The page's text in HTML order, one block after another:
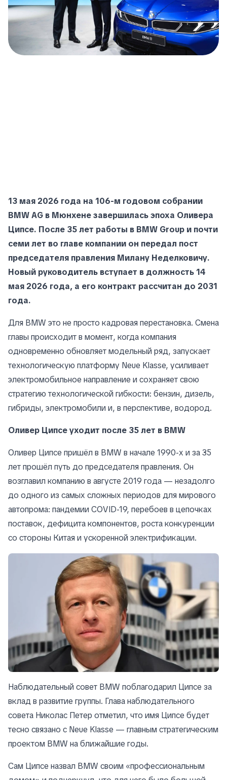
13 мая 2026 года на 106-м годовом собрании
BMW AG в Мюнхене завершилась эпоха Оливера
Ципсе. После 35 лет работы в BMW Group и почти
семи лет во главе компании он передал пост
председателя правления Милану Неделковичу.
Новый руководитель вступает в должность 14
мая 2026 года, а его контракт рассчитан до 2031
года.
Для BMW это не просто кадровая перестановка. Смена
главы происходит в момент, когда компания
одновременно обновляет модельный ряд, запускает
технологическую платформу Neue Klasse, усиливает
электромобильное направление и сохраняет свою
стратегию технологической гибкости: бензин, дизель,
гибриды, электромобили и, в перспективе, водород.
Оливер Ципсе уходит после 35 лет в BMW
Оливер Ципсе пришёл в BMW в начале 1990-х и за 35
лет прошёл путь до председателя правления. Он
возглавил компанию в августе 2019 года — незадолго
до одного из самых сложных периодов для мирового
автопрома: пандемии COVID-19, перебоев в цепочках
поставок, дефицита компонентов, роста конкуренции
со стороны Китая и ускоренной электрификации.
Наблюдательный совет BMW поблагодарил Ципсе за
вклад в развитие группы. Глава наблюдательного
совета Николас Петер отметил, что имя Ципсе будет
тесно связано с Neue Klasse — главным стратегическим
проектом BMW на ближайшие годы.
Сам Ципсе назвал BMW своим «профессиональным